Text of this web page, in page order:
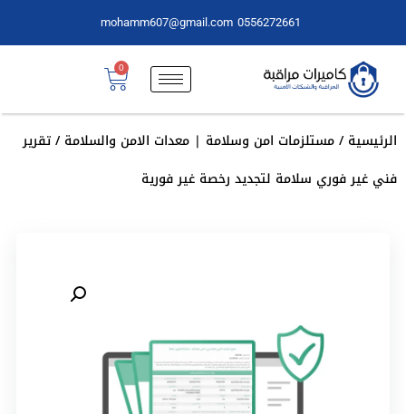
0556272661
mohamm607@gmail.com
0
الرئيسية/مستلزمات امن وسلامة | معدات الامن والسلامة/ تقرير
فني غير فوري سلامة لتجديد رخصة غير فورية